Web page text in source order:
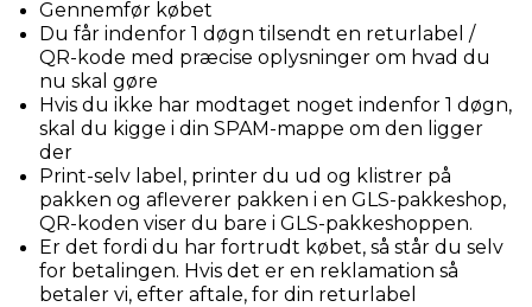
Gennemfør købet
Du får indenfor 1 døgn tilsendt en returlabel /
QR-kode med præcise oplysninger om hvad du
nu skal gøre
Hvis du ikke har modtaget noget indenfor 1 døgn,
skal du kigge i din SPAM-mappe om den ligger
der
Print-selv label, printer du ud og klistrer på
pakken og afleverer pakken i en GLS-pakkeshop,
QR-koden viser du bare i GLS-pakkeshoppen.
Er det fordi du har fortrudt købet, så står du selv
for betalingen. Hvis det er en reklamation så
betaler vi, efter aftale, for din returlabel